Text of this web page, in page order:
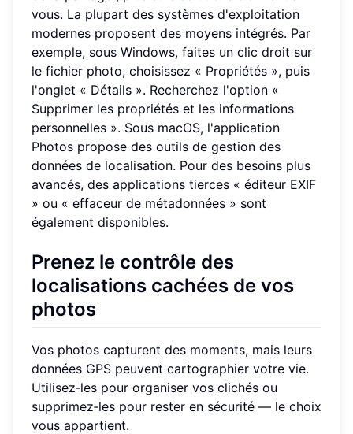
vous. La plupart des systèmes d'exploitation
modernes proposent des moyens intégrés. Par
exemple, sous Windows, faites un clic droit sur
le fichier photo, choisissez « Propriétés », puis
l'onglet « Détails ». Recherchez l'option «
Supprimer les propriétés et les informations
personnelles ». Sous macOS, l'application
Photos propose des outils de gestion des
données de localisation. Pour des besoins plus
avancés, des applications tierces « éditeur EXIF
» ou « effaceur de métadonnées » sont
également disponibles.
Prenez le contrôle des
localisations cachées de vos
photos
Vos photos capturent des moments, mais leurs
données GPS peuvent cartographier votre vie.
Utilisez‑les pour organiser vos clichés ou
supprimez‑les pour rester en sécurité — le choix
vous appartient.